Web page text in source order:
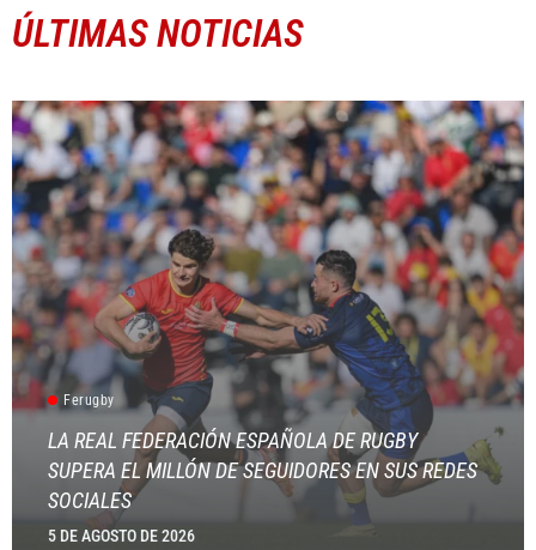
ÚLTIMAS NOTICIAS
Ferugby
LA REAL FEDERACIÓN ESPAÑOLA DE RUGBY
SUPERA EL MILLÓN DE SEGUIDORES EN SUS REDES
SOCIALES
5 DE AGOSTO DE 2026